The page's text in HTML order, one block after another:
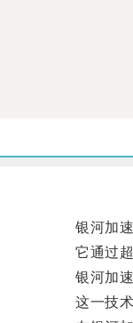
银河加速
它通过超
银河加速
这一技术